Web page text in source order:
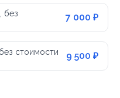
без
7 000 ₽
стоимости
9 500 ₽